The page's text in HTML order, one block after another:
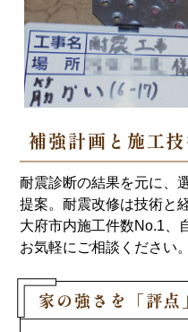
補強計画と施工
耐震診断の結果を元に、
提案。耐震改修は技術と
大府市内施工件数No.1、
お気軽にご相談ください。
家の強さを「評点